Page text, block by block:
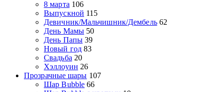
8 марта 106
Выпускной 115
Девичник/Мальчишник/Дембель 62
День Мамы 50
День Папы 39
Новый год 83
Свадьба 20
Хэллоуин 26
Прозрачные шары 107
Шар Bubble 66